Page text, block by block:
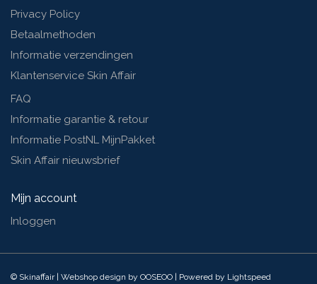
Privacy Policy
Betaalmethoden
Informatie verzendingen
Klantenservice Skin Affair
FAQ
Informatie garantie & retour
Informatie PostNL MijnPakket
Skin Affair nieuwsbrief
Mijn account
Inloggen
© Skinaffair | Webshop design by OOSEOO | Powered by Lightspeed